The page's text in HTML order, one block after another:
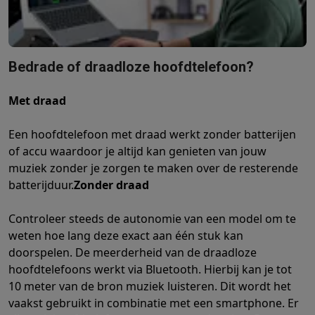
Barbecues
Elektrische barbecues Houtskoolbarbecues
Koude dranken
JuicersBruiswatermachines Waterfilterkannen
KookgereiPannenKookpottenKeukenweegschalen
Desserts WafelijzersIjsmachinesPannenkoekenmakers
Huishouden & airco
RobotsRobotstofzuigersDweilrobotsRobotmaaiers
Schoonmaken Vloerreinigers StoomreinigersTapijtreinigers
StrijkenStoomgeneratorsStrijkijzersKledingstomersActieve
Naaien NaaimachinesAccessoires
LuchtbehandelingLuchtreinigersLuchtbevochtigers
VerwarmenElektrische verwarmingElektrische dekens
Wassen & drogenWasmachines DroogkastenWasmachine en
Automatische kattenbak
Beauty & gezondheid
Bedrade of draadloze hoofdtelefoon?
Met draad
Een hoofdtelefoon met draad werkt zonder batterijen
of accu waardoor je altijd kan genieten van jouw
muziek zonder je zorgen te maken over de resterende
batterijduur.Zonder draad
Controleer steeds de autonomie van een model om te
weten hoe lang deze exact aan één stuk kan
doorspelen. De meerderheid van de draadloze
hoofdtelefoons werkt via Bluetooth. Hierbij kan je tot
10 meter van de bron muziek luisteren. Dit wordt het
vaakst gebruikt in combinatie met een smartphone. Er